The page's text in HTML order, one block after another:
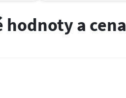
hodnoty a cena